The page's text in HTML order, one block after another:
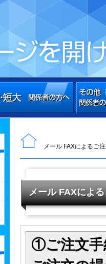
メール FAXによるご
メール FAXによ
①ご注文手